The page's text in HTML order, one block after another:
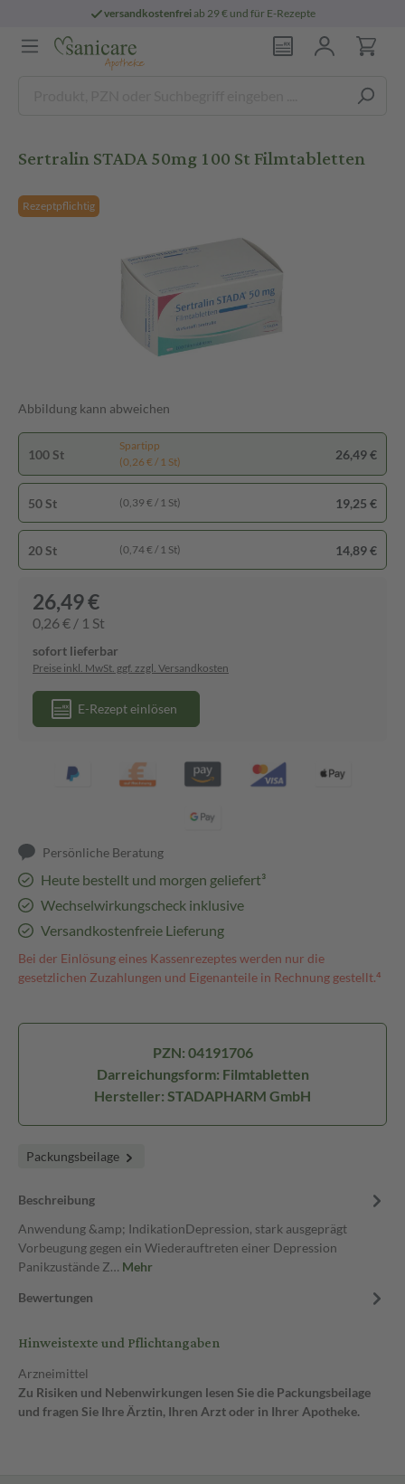
versandkostenfreiab 29 € und für E-Rezepte
Sertralin STADA 50mg 100 St Filmtabletten
Rezeptpflichtig
Abbildung kann abweichen
100 St
Spartipp
(0,26 € / 1 St)
26,49 €
50 St (0,39 € / 1 St) 19,25 €
20 St (0,74 € / 1 St) 14,89 €
26,49 €
0,26 € / 1 St
sofort lieferbar
Preise inkl. MwSt. ggf. zzgl. Versandkosten
E-Rezept einlösen
Persönliche Beratung
Heute bestellt und morgen geliefert³
Wechselwirkungscheck inklusive
Versandkostenfreie Lieferung
Bei der Einlösung eines Kassenrezeptes werden nur die
gesetzlichen Zuzahlungen und Eigenanteile in Rechnung gestellt.⁴
PZN: 04191706
Darreichungsform: Filmtabletten
Hersteller: STADAPHARM GmbH
Packungsbeilage
Beschreibung
Anwendung &amp; IndikationDepression, stark ausgeprägt
Vorbeugung gegen ein Wiederauftreten einer Depression
Panikzustände Z… Mehr
Bewertungen
Hinweistexte und Pflichtangaben
Arzneimittel
Zu Risiken und Nebenwirkungen lesen Sie die Packungsbeilage
und fragen Sie Ihre Ärztin, Ihren Arzt oder in Ihrer Apotheke.